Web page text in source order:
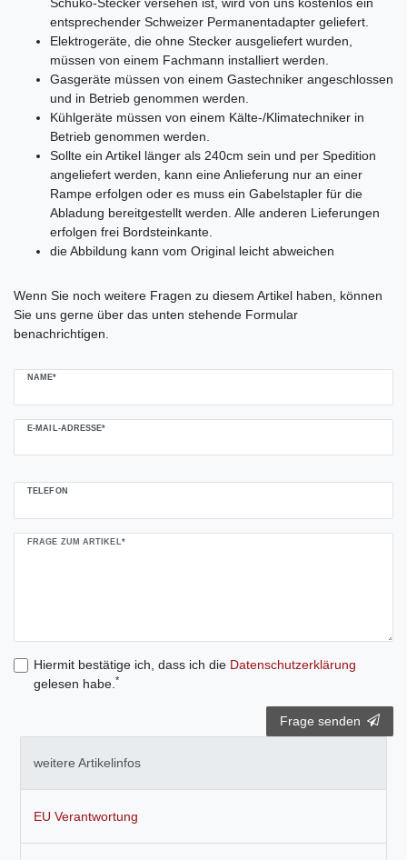
entsprechender Schweizer Permanentadapter geliefert.
Elektrogeräte, die ohne Stecker ausgeliefert wurden,
müssen von einem Fachmann installiert werden.
Gasgeräte müssen von einem Gastechniker angeschlossen
und in Betrieb genommen werden.
Kühlgeräte müssen von einem Kälte-/Klimatechniker in
Betrieb genommen werden.
Sollte ein Artikel länger als 240cm sein und per Spedition
angeliefert werden, kann eine Anlieferung nur an einer
Rampe erfolgen oder es muss ein Gabelstapler für die
Abladung bereitgestellt werden. Alle anderen Lieferungen
erfolgen frei Bordsteinkante.
die Abbildung kann vom Original leicht abweichen
Wenn Sie noch weitere Fragen zu diesem Artikel haben, können
Sie uns gerne über das unten stehende Formular
benachrichtigen.
NAME*
E-MAIL-ADRESSE*
TELEFON
FRAGE ZUM ARTIKEL*
Hiermit bestätige ich, dass ich die Daten­schutz­erklärung
gelesen habe. *
Frage senden
weitere Artikelinfos
EU Verantwortung